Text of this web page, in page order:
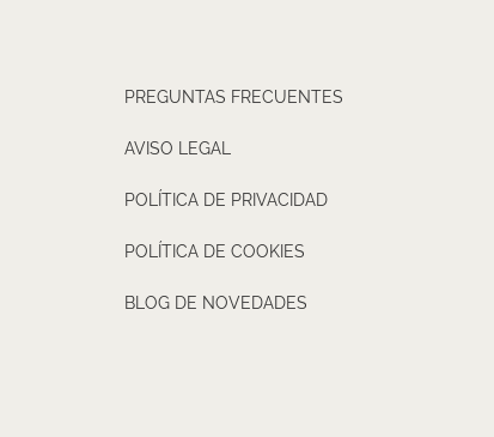
PREGUNTAS FRECUENTES
AVISO LEGAL
POLÍTICA DE PRIVACIDAD
POLÍTICA DE COOKIES
BLOG DE NOVEDADES